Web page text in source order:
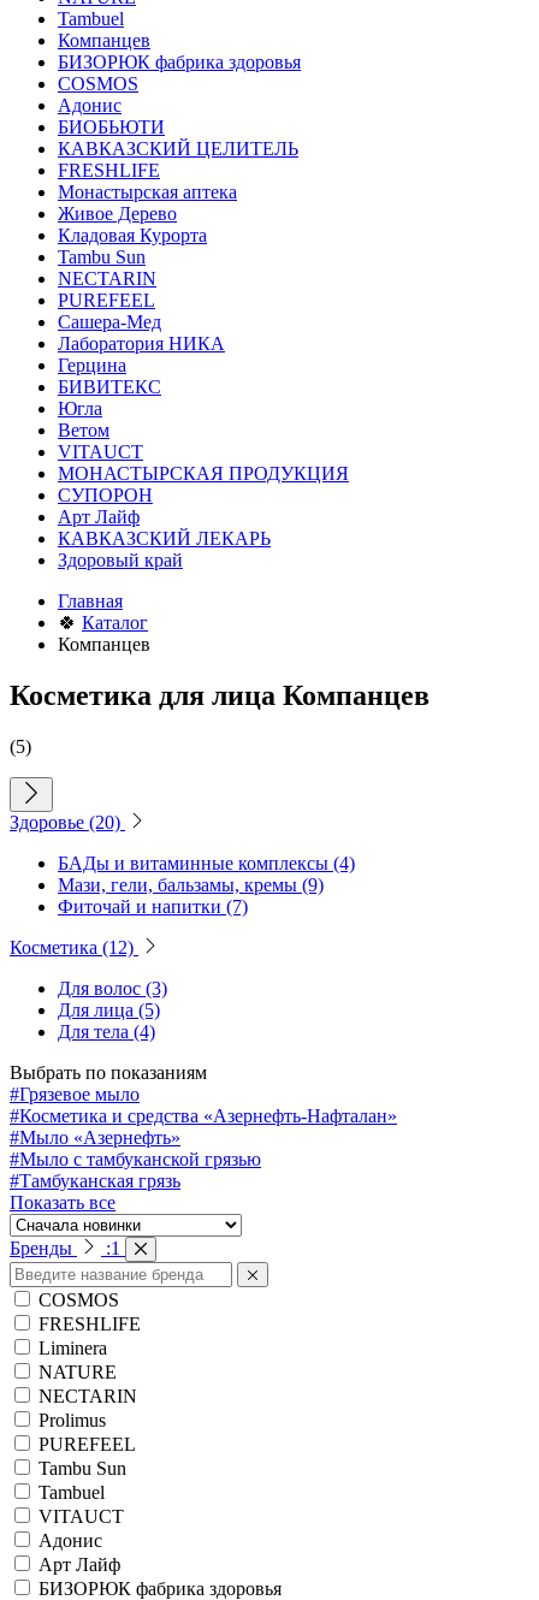
Tambuel
Компанцев
БИЗОРЮК фабрика здоровья
COSMOS
Адонис
БИОБЬЮТИ
КАВКАЗСКИЙ ЦЕЛИТЕЛЬ
FRESHLIFE
Монастырская аптека
Живое Дерево
Кладовая Курорта
Tambu Sun
NECTARIN
PUREFEEL
Сашера-Мед
Лаборатория НИКА
Герцина
БИВИТЕКС
Югла
Ветом
VITAUCT
МОНАСТЫРСКАЯ ПРОДУКЦИЯ
СУПОРОН
Арт Лайф
КАВКАЗСКИЙ ЛЕКАРЬ
Здоровый край
Главная
🍀 Каталог
Компанцев
Косметика для лица Компанцев
(5)
Здоровье (20)
БАДы и витаминные комплексы (4)
Мази, гели, бальзамы, кремы (9)
Фиточай и напитки (7)
Косметика (12)
Для волос (3)
Для лица (5)
Для тела (4)
Выбрать по показаниям
#Грязевое мыло
#Косметика и средства «Азернефть-Нафталан»
#Мыло «Азернефть»
#Мыло с тамбуканской грязью
#Тамбуканская грязь
Показать все
Бренды :1
COSMOS
FRESHLIFE
Liminera
NATURE
NECTARIN
Prolimus
PUREFEEL
Tambu Sun
Tambuel
VITAUCT
Адонис
Арт Лайф
БИЗОРЮК фабрика здоровья